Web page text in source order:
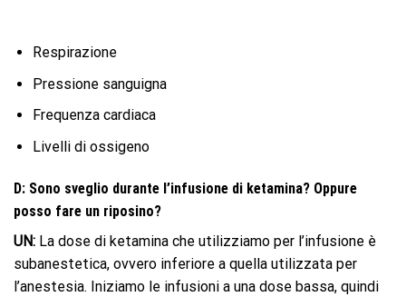
Respirazione
Pressione sanguigna
Frequenza cardiaca
Livelli di ossigeno
D: Sono sveglio durante l’infusione di ketamina? Oppure
posso fare un riposino?
UN: La dose di ketamina che utilizziamo per l’infusione è
subanestetica, ovvero inferiore a quella utilizzata per
l’anestesia. Iniziamo le infusioni a una dose bassa, quindi